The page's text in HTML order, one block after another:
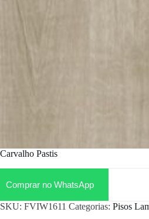
Carvalho Pastis
Comprar no WhatsApp
SKU: FVIW1611 Categorias: Pisos